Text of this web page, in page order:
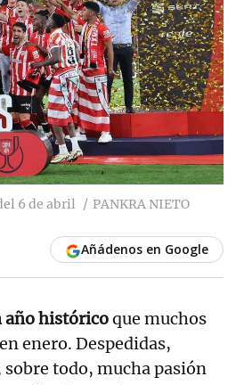
6 de abril PANKRA NIETO
Añádenos en Google
año históricoque muchos
enero. Despedidas,
todo, mucha pasión